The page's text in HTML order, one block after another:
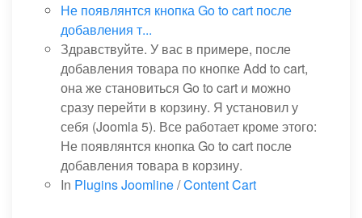
Не появлянтся кнопка Go to cart после
добавления т...
Здравствуйте. У вас в примере, после
добавления товара по кнопке Add to cart,
она же становиться Go to cart и можно
сразу перейти в корзину. Я установил у
себя (Joomla 5). Все работает кроме этого:
Не появлянтся кнопка Go to cart после
добавления товара в корзину.
In Plugins Joomline/Content Cart